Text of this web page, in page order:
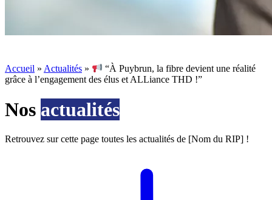
Accueil » Actualités »
“À Puybrun, la fibre devient une réalité
grâce à l’engagement des élus et ALLiance THD !”
Nos actualités
Retrouvez sur cette page toutes les actualités de [Nom du RIP] !